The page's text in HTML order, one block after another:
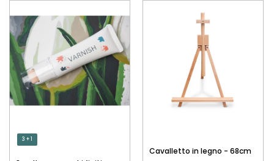
3 + 1
Cavalletto in legno - 68cm